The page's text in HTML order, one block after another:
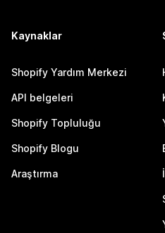
Kaynaklar
Shopify Yardım Merkezi
API belgeleri
Shopify Topluluğu
Shopify Blogu
Araştırma